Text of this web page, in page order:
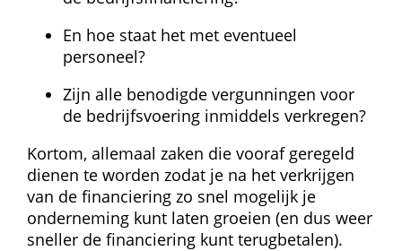
En hoe staat het met eventueel
personeel?
Zijn alle benodigde vergunningen voor
de bedrijfsvoering inmiddels verkregen?
Kortom, allemaal zaken die vooraf geregeld
dienen te worden zodat je na het verkrijgen
van de financiering zo snel mogelijk je
onderneming kunt laten groeien (en dus weer
sneller de financiering kunt terugbetalen).